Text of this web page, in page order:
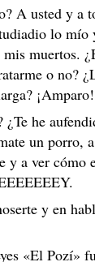
A usted y a
lo mío
muertos.
o no?
¡Amparo!
¿Te he
un porro,
y a ver cómo
y en
«El Pozí»